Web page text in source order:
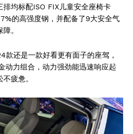
排均标配ISO FIX儿童安全座椅卡
的高强度钢，并配备了9大安全气
。
款还是一款好看更有面子的座驾，
动力组合，动力强劲能迅速响应起
疲惫。